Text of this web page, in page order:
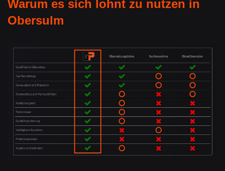
Warum es sich lohnt zu nutzen in
Obersulm